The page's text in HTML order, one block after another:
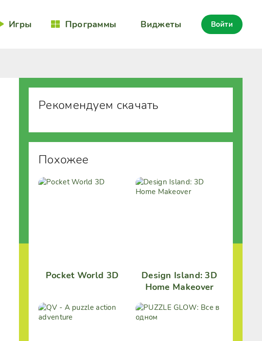
Игры Программы Виджеты Войти
Рекомендуем скачать
Похожее
Pocket World 3D
Design Island: 3D
Home Makeover